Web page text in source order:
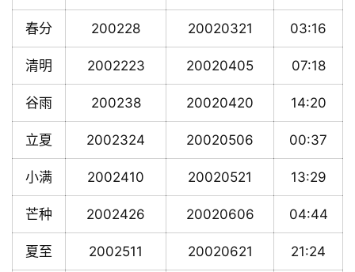
春分 200228 20020321 03:16
清明 2002223 20020405 07:18
谷雨 200238 20020420 14:20
立夏 2002324 20020506 00:37
小满 2002410 20020521 13:29
芒种 2002426 20020606 04:44
夏至 2002511 20020621 21:24